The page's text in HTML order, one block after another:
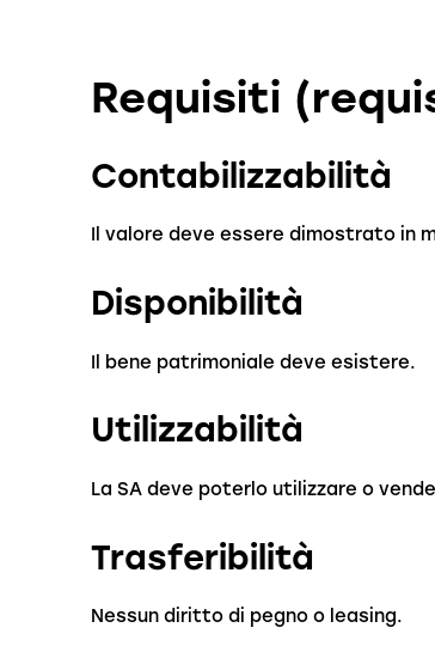
Requisiti
Contabilizzabilità
Il valore deve essere dimostrato in
Disponibilità
Il bene patrimoniale deve esistere.
Utilizzabilità
La SA deve poterlo utilizzare o
Trasferibilità
Nessun diritto di pegno o leasing.